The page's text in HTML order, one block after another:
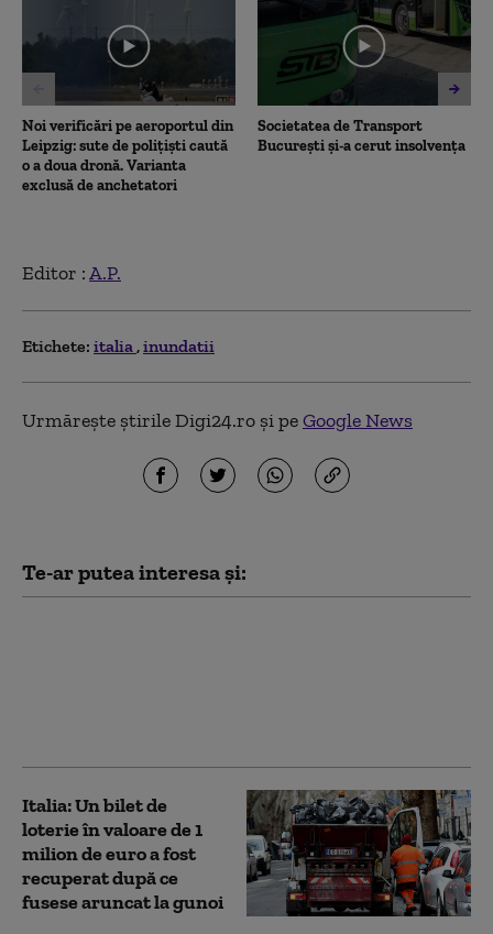
Noi verificări pe aeroportul din
Leipzig: sute de polițiști caută
o a doua dronă. Varianta
exclusă de anchetatori
Societatea de Transport
București și-a cerut insolvența
Editor :A.P.
Etichete: italia inundatii
Urmărește știrile Digi24.ro și peGoogle News
Te-ar putea interesa și:
Italia: Un bilet de
loterie în valoare de 1
milion de euro a fost
recuperat după ce
fusese aruncat la gunoi